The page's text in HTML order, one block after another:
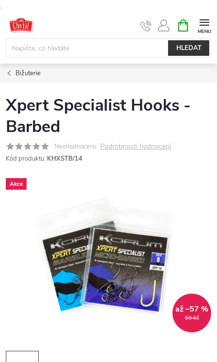
.
obsah
HLEDAT
NÁKUPNÍ
KOŠÍK
Bižuterie
Xpert Specialist Hooks -
Barbed
Neohodnoceno Podrobnosti hodnocení
Kód produktu: KHXSTB/14
Akce
59 Kč
až –57 %